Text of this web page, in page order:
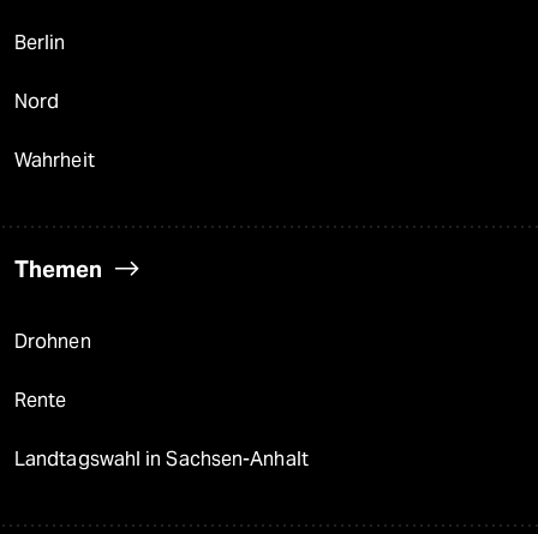
Berlin
Nord
Wahrheit
Themen
Drohnen
Rente
Landtagswahl in Sachsen-Anhalt